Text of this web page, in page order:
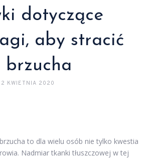
dotyczące
aby stracić
brzucha
2 KWIETNIA 2020
to dla wielu osób nie tylko kwestia
Nadmiar tkanki tłuszczowej w tej